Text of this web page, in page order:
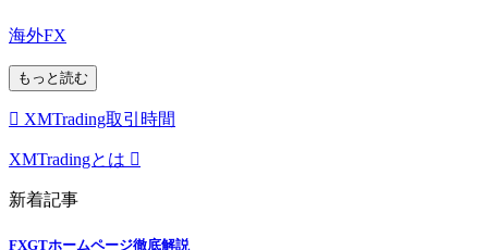
海外FX
もっと読む
XMTrading取引時間
XMTradingとは
新着記事
FXGTホームページ徹底解説